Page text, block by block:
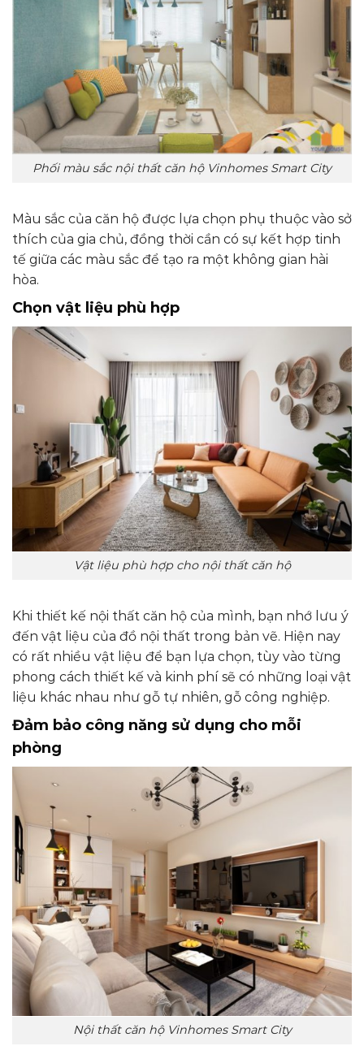
Phối màu sắc nội thất căn hộ Vinhomes Smart City
Màu sắc của căn hộ được lựa chọn phụ thuộc vào sở
thích của gia chủ, đồng thời cần có sự kết hợp tinh
tế giữa các màu sắc để tạo ra một không gian hài
hòa.
Chọn vật liệu phù hợp
Vật liệu phù hợp cho nội thất căn hộ
Khi thiết kế nội thất căn hộ của mình, bạn nhớ lưu ý
đến vật liệu của đồ nội thất trong bản vẽ. Hiện nay
có rất nhiều vật liệu để bạn lựa chọn, tùy vào từng
phong cách thiết kế và kinh phí sẽ có những loại vật
liệu khác nhau như gỗ tự nhiên, gỗ công nghiệp.
Đảm bảo công năng sử dụng cho mỗi
phòng
Nội thất căn hộ Vinhomes Smart City